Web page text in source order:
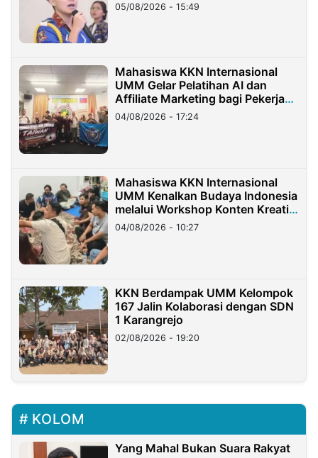
05/08/2026 - 15:49
Mahasiswa KKN Internasional
UMM Gelar Pelatihan AI dan
Affiliate Marketing bagi Pekerja
Migran Indonesia di Taiwan
04/08/2026 - 17:24
Mahasiswa KKN Internasional
UMM Kenalkan Budaya Indonesia
melalui Workshop Konten Kreatif
di Taiwan
04/08/2026 - 10:27
KKN Berdampak UMM Kelompok
167 Jalin Kolaborasi dengan SDN
1 Karangrejo
02/08/2026 - 19:20
KOLOM
Yang Mahal Bukan Suara Rakyat